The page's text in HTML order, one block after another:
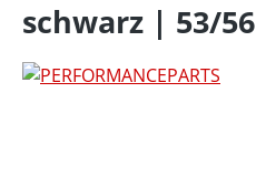
schwarz | 53/56